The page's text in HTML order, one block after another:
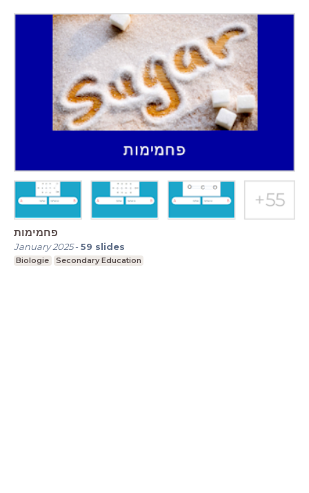
פחמימות
January 2025-59 slides
Biologie Secondary Education